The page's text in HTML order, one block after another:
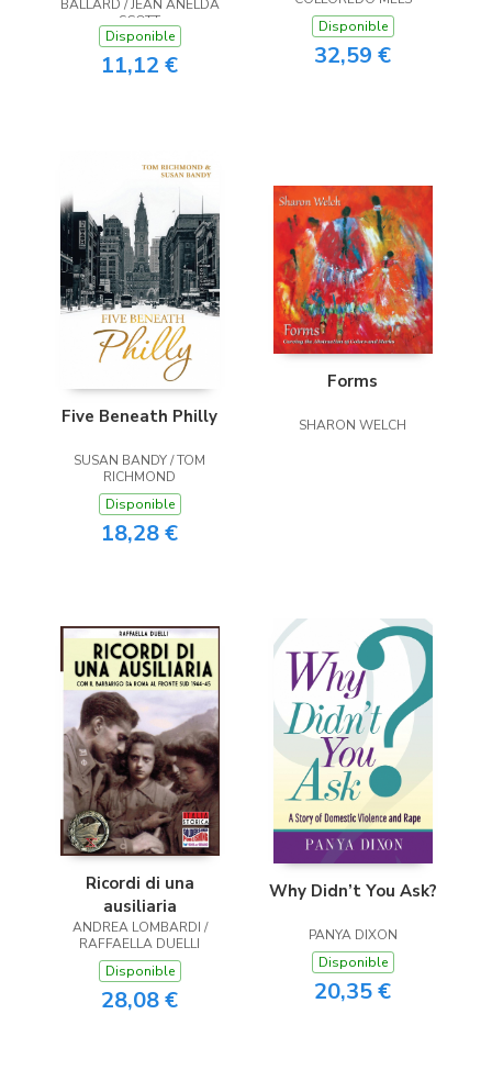
BALLARD / JEAN ANELDA
SCOTT
Disponible
11,12 €
Disponible
32,59 €
Five Beneath Philly
SUSAN BANDY / TOM
RICHMOND
Disponible
18,28 €
Forms
SHARON WELCH
Ricordi di una
ausiliaria
ANDREA LOMBARDI /
RAFFAELLA DUELLI
Disponible
28,08 €
Why Didn’t You Ask?
PANYA DIXON
Disponible
20,35 €